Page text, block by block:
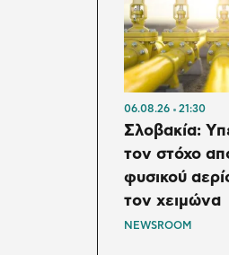
06.08.26 21:30
Σλοβακία:
τον στόχο
φυσικού
τον χειμώνα
NEWSROOM